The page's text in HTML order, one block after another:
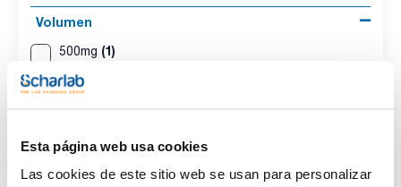
Esta página web usa cookies
Las cookies de este sitio web se usan para personalizar
Volumen
500mg (1)